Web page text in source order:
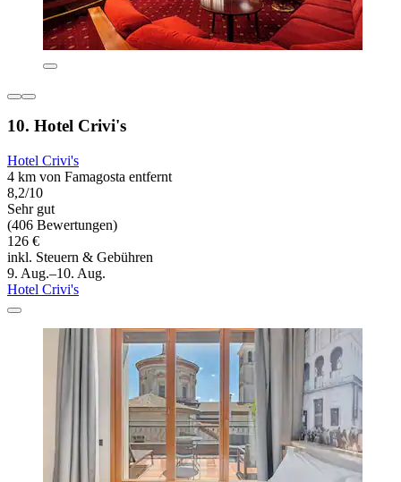
10. Hotel Crivi's
Hotel Crivi's
4 km von Famagosta entfernt
8,2/10
Sehr gut
(406 Bewertungen)
126 €
inkl. Steuern & Gebühren
9. Aug.–10. Aug.
Hotel Crivi's